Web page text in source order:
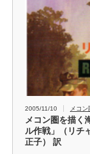
2005/11/10 メコ
メコン圏を描く
ル作戦」（リチ
正子） 訳